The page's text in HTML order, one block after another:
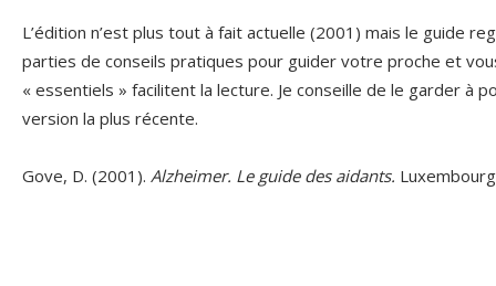
L’édition n’est plus tout à fait actuelle (2001) mais le guide
parties de conseils pratiques pour guider votre proche et
« essentiels » facilitent la lecture. Je conseille de le garder à
version la plus récente.
Gove, D. (2001). Alzheimer. Le guide des aidants.